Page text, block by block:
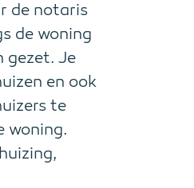
de notaris
de woning
gezet. Je
en ook
te
woning.